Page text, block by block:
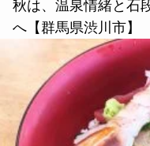
秋は、温泉情緒と石
へ【群馬県渋川市】